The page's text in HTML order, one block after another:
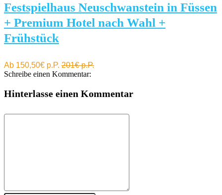
Festspielhaus Neuschwanstein in Füssen
+ Premium Hotel nach Wahl +
Frühstück
Ab 150,50€ p.P. 201€ p.P.
Schreibe einen Kommentar:
Hinterlasse einen Kommentar